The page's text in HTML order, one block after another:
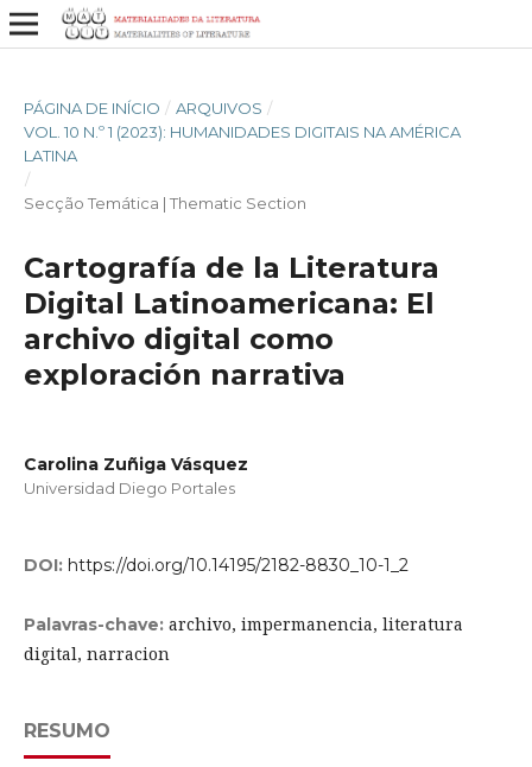
PÁGINA DE INÍCIO / ARQUIVOS /
VOL. 10 N.º 1 (2023): HUMANIDADES DIGITAIS NA AMÉRICA
LATINA
/
Secção Temática | Thematic Section
Cartografía de la Literatura
Digital Latinoamericana: El
archivo digital como
exploración narrativa
Carolina Zuñiga Vásquez
Universidad Diego Portales
DOI: https://doi.org/10.14195/2182-8830_10-1_2
Palavras-chave: archivo, impermanencia, literatura
digital, narracion
RESUMO